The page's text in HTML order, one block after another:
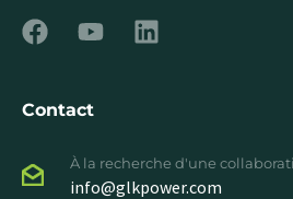
Contact
À la recherche d'une
info@glkpower.com